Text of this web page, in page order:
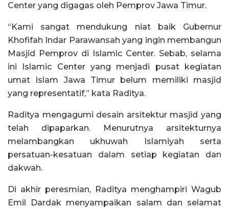
Center yang digagas oleh Pemprov Jawa Timur.
“Kami sangat mendukung niat baik Gubernur
Khofifah Indar Parawansah yang ingin membangun
Masjid Pemprov di Islamic Center. Sebab, selama
ini Islamic Center yang menjadi pusat kegiatan
umat Islam Jawa Timur belum memiliki masjid
yang representatif,” kata Raditya.
Raditya mengagumi desain arsitektur masjid yang
telah dipaparkan. Menurutnya arsitekturnya
melambangkan ukhuwah Islamiyah serta
persatuan-kesatuan dalam setiap kegiatan dan
dakwah.
Di akhir peresmian, Raditya menghampiri Wagub
Emil Dardak menyampaikan salam dan selamat